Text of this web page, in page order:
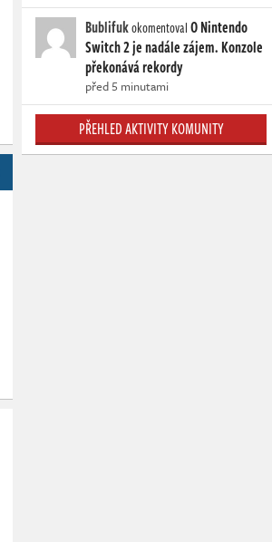
BublifukokomentovalO Nintendo
Switch 2 je nadále zájem. Konzole
překonává rekordy
před 5 minutami
PŘEHLED AKTIVITY KOMUNITY